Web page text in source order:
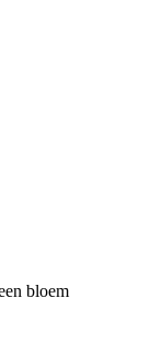
bloem